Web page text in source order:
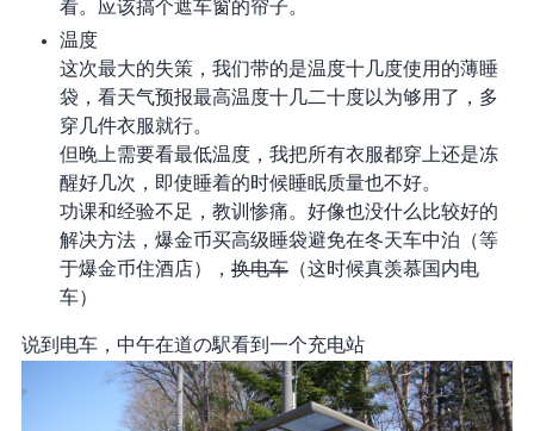
看。应该搞个遮车窗的帘子。
温度
这次最大的失策，我们带的是温度十几度使用的薄睡
袋，看天气预报最高温度十几二十度以为够用了，多
穿几件衣服就行。
但晚上需要看最低温度，我把所有衣服都穿上还是冻
醒好几次，即使睡着的时候睡眠质量也不好。
功课和经验不足，教训惨痛。好像也没什么比较好的
解决方法，爆金币买高级睡袋 or 避免在冬天车中泊（等
于爆金币住酒店），or 换电车 （这时候真羡慕国内电
车）
说到电车，中午在道の駅看到一个充电站